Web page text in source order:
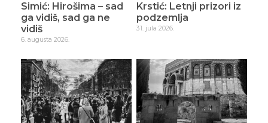
Simić: Hirošima – sad
ga vidiš, sad ga ne
vidiš
6. augusta 2026.
Krstić: Letnji prizori iz
podzemlja
31. jula 2026.